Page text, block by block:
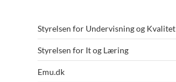
Styrelsen for Undervisning og Kvalitet
Styrelsen for It og Læring
Emu.dk